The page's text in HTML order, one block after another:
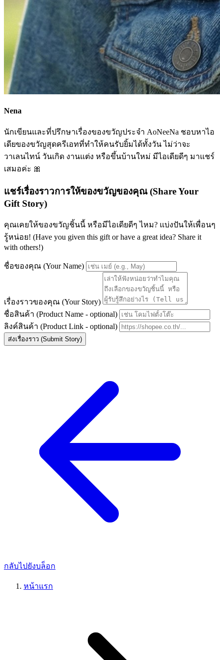
Nena
นักเขียนและที่ปรึกษาเรื่องของขวัญประจำ AoNeeNa ชอบหาไอ
เดียของขวัญสุดครีเอทที่ทำให้คนรับยิ้มได้ทั้งวัน ไม่ว่าจะ
วาเลนไทน์ วันเกิด งานแต่ง หรือขึ้นบ้านใหม่ มีไอเดียดีๆ มาแชร์
เสมอค่ะ 🎀
แชร์เรื่องราวการให้ของขวัญของคุณ (Share Your
Gift Story)
คุณเคยให้ของขวัญชิ้นนี้ หรือมีไอเดียดีๆ ไหม? แบ่งปันให้เพื่อนๆ
รู้หน่อย! (Have you given this gift or have a great idea? Share it
with others!)
ชื่อของคุณ (Your Name)
เรื่องราวของคุณ (Your Story)
ชื่อสินค้า (Product Name - optional)
ลิงค์สินค้า (Product Link - optional)
ส่งเรื่องราว (Submit Story)
กลับไปยังบล็อก
หน้าแรก